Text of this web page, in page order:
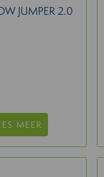
JUMPER 2.0
MEER